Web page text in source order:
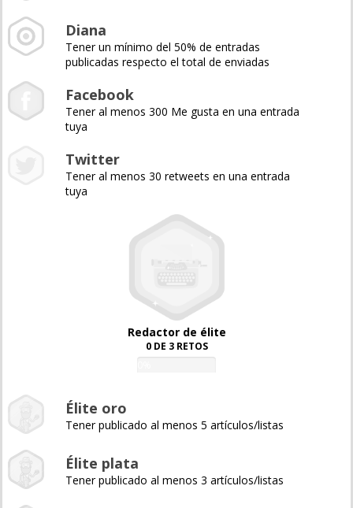
Diana
Tener un mínimo del 50% de entradas
publicadas respecto el total de enviadas
Facebook
Tener al menos 300 Me gusta en una entrada
tuya
Twitter
Tener al menos 30 retweets en una entrada
tuya
Redactor de élite
0 DE 3 RETOS
Élite oro
Tener publicado al menos 5 artículos/listas
Élite plata
Tener publicado al menos 3 artículos/listas